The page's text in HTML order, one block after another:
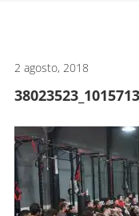
2 agosto, 2018